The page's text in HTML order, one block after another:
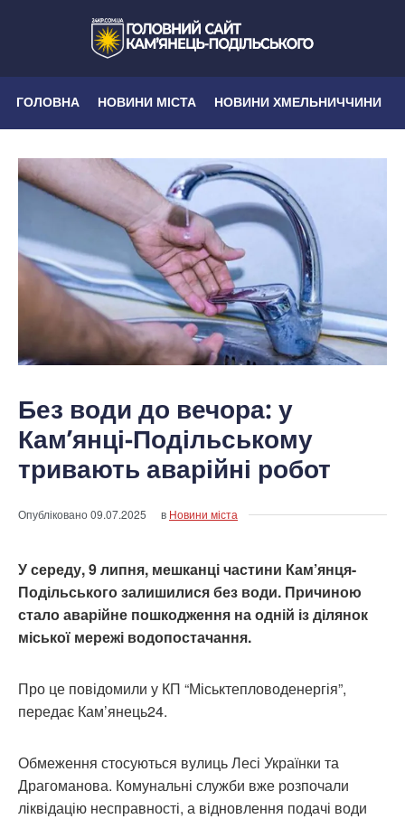
ГОЛОВНА НОВИНИ МІСТА НОВИНИ ХМЕЛЬНИЧЧИНИ
Без води до вечора: у
Кам’янці-Подільському
тривають аварійні робот
Опубліковано09.07.2025 в Новини міста
У середу, 9 липня, мешканці частини Кам’янця-
Подільського залишилися без води. Причиною
стало аварійне пошкодження на одній із ділянок
міської мережі водопостачання.
Про це повідомили у КП “Міськтепловоденергія”,
передає Кам’янець24.
Обмеження стосуються вулиць Лесі Українки та
Драгоманова. Комунальні служби вже розпочали
ліквідацію несправності, а відновлення подачі води